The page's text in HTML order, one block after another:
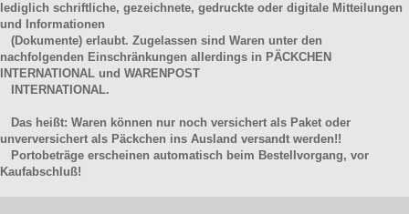
lediglich schriftliche, gezeichnete, gedruckte oder digitale Mitteilungen
und Informationen
(Dokumente) erlaubt. Zugelassen sind Waren unter den
nachfolgenden Einschränkungen allerdings in PÄCKCHEN
INTERNATIONAL und WARENPOST
INTERNATIONAL.
Das heißt: Waren können nur noch versichert als Paket oder
unverversichert als Päckchen ins Ausland versandt werden!!
Portobeträge erscheinen automatisch beim Bestellvorgang, vor
Kaufabschluß!